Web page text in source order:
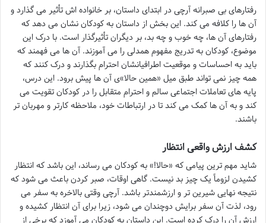
رفتارهای بی صبرانه آرچی در ابتدای داستان، بر خانواده اش تأثیر می گذارد و
آن ها را کلافه می کند. این بخش از داستان به کودکان نشان می دهد که
رفتارهای آن ها، چه خوب و چه بد، بر دیگران تأثیرگذار است. با درک این
موضوع، کودکان به تدریج مفهوم همدلی را می آموزند. آن ها می فهمند که
باید به احساسات و موقعیت اطرافیانشان احترام بگذارند و درک کنند که
همه چیز نمی تواند طبق میل «همین حالا»ی آن ها پیش برود. این درس،
پایه های تعاملات اجتماعی سالم و احترام متقابل را در کودکان تقویت می
کند و به آن ها کمک می کند تا در ارتباطات خود، ملاحظه کارتر و مهربان تر
باشند.
کشف ارزش واقعی انتظار
شاید مهم ترین پیامی که «حالا!» به کودکان می رساند، این باشد که انتظار
کشیدن لزوماً یک چیز بد نیست. گاهی اوقات، صبر کردن باعث می شود که
نتیجه نهایی شیرین تر و ارزشمندتر باشد. آرچی وقتی بالاخره به سفر می
رود، لذت آن سفر برایش دوچندان می شود، زیرا برای آن انتظار کشیده و
ارزش آن را درک کرده است. این داستان به کودکان می آموزد که برخی از